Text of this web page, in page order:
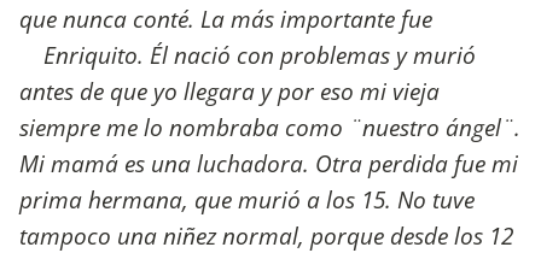
que nunca conté. La más importante fue
Enriquito. Él nació con problemas y murió
antes de que yo llegara y por eso mi vieja
siempre me lo nombraba como ¨nuestro ángel¨.
Mi mamá es una luchadora. Otra perdida fue mi
prima hermana, que murió a los 15. No tuve
tampoco una niñez normal, porque desde los 12